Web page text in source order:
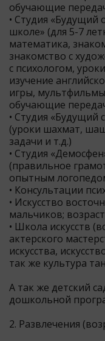
обучающие
• Студия «Будущий
школе» (для 5-7
математика,
знакомство с
с психологом,
изучение
игры,
обучающие
• Студия «Будущий
(уроки шахмат,
задачи и т.д.)
• Студия
(правильное
опытным
• Консультации
• Искусство
мальчиков;
• Школа искусств
актерского
искусства,
так же культура
А так же детский
дошкольной
2. Развлечения